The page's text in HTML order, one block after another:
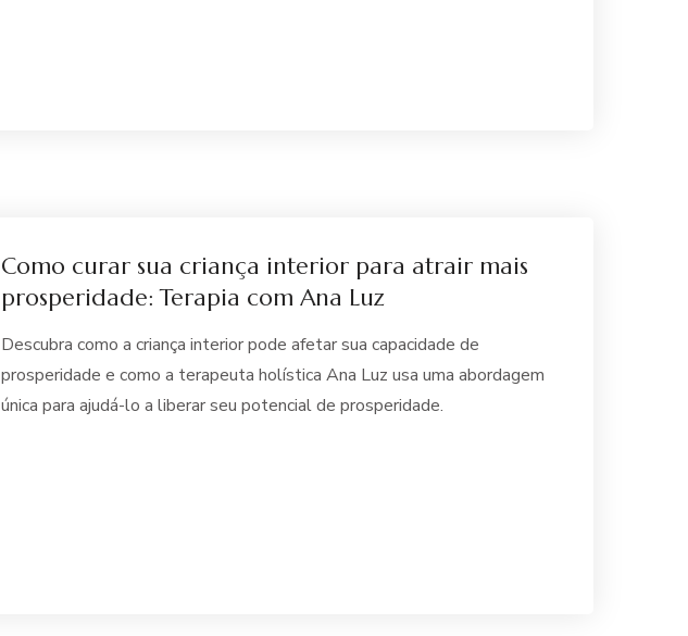
Como curar sua criança interior para atrair mais
prosperidade: Terapia com Ana Luz
Descubra como a criança interior pode afetar sua capacidade de
prosperidade e como a terapeuta holística Ana Luz usa uma abordagem
única para ajudá-lo a liberar seu potencial de prosperidade.